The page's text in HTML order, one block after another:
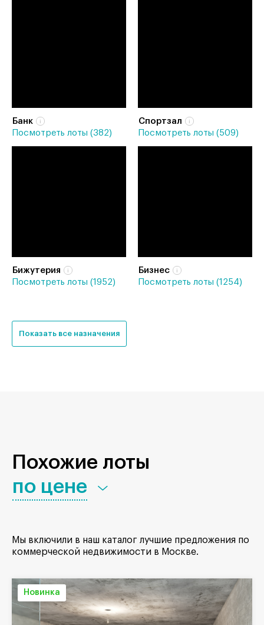
Банк
Посмотреть лоты (382)
Спортзал
Посмотреть лоты (509)
Бижутерия
Посмотреть лоты (1952)
Бизнес
Посмотреть лоты (1254)
Показать все назначения
Похожие лоты
по цене
Мы включили в наш каталог лучшие предложения по
коммерческой недвижимости в Москве.
Новинка